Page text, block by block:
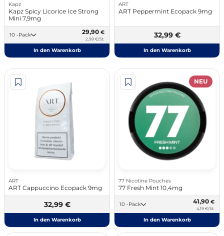
Kapz
Kapz Spicy Licorice Ice Strong
Mini 7,9mg
10 -Pack 29,90 €
2,99 €/St.
In den Warenkorb
ART
ART Peppermint Ecopack 9mg
32,99 €
In den Warenkorb
ART
ART Cappuccino Ecopack 9mg
32,99 €
In den Warenkorb
NEU
77 Nicotine Pouches
77 Fresh Mint 10,4mg
10 -Pack 41,90 €
4,19 €/St.
In den Warenkorb